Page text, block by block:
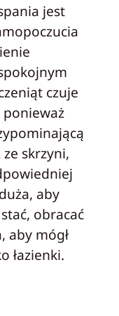
jest
czuje
ponieważ
skrzyni,
aby
obracać
aby mógł
łazienki.